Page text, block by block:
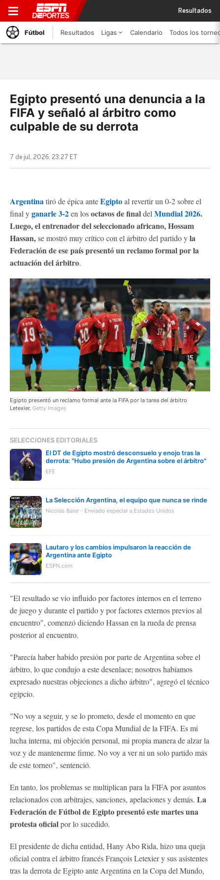
Resultados
Fútbol Resultados Ligas Calendario Todos los
Egipto presentó una denuncia a la
FIFA y señaló al árbitro como
culpable de su derrota
7 de jul, 2026, 23:27 ET
Argentinatiró de épica anteEgiptoal revertir un 0-2 sobre el
final yganarle 3-2en losoctavos de finaldel Mundial 2026.
Luego, el entrenador del seleccionado africano, Hossam
Hassan,se mostró muy crítico con el árbitro del partido yla
Federación de ese país presentó un reclamo formal por la
actuación del árbitro.
Egipto presentó un reclamo formal ante la FIFA por la tarea del árbitro
Letexier. Getty Images
SELECCIONES EDITORIALES
El DT de Egipto mostró desconsuelo y enojo tras la
derrota: "Hubo presión de Argentina sobre el árbitro"
EFE
La Selección Argentina, el equipo que nunca se rinde
Nicolás Baier - Enviado especial a Estados Unidos
Lautaro y los cambios impulsaron la reacción de
Argentina ante Egipto
ESPN.com
"El resultado se vio influido por factores internos en el terreno
de juego y durante el partido y por factores externos previos al
encuentro", comenzó diciendo Hassan en la rueda de prensa
posterior al encuentro.
"Parecía haber habido presión por parte de Argentina sobre el
árbitro, lo que condujo a este desenlace; nosotros habíamos
expresado nuestras objeciones a dicho árbitro", agregó el técnico
egipcio.
"No voy a seguir, y se lo prometo, desde el momento en que
regrese, los partidos de esta Copa Mundial de la FIFA. Es mi
lucha interna, mi objeción personal, mi propia manera de alzar la
voz y de mantenerme firme. No voy a ver ni un solo partido más
de este torneo", sentenció.
En tanto, los problemas se multiplican para la FIFA por asuntos
relacionados con arbitrajes, sanciones, apelaciones y demás. La
Federación de Fútbol de Egipto presentó este martes una
protesta oficialpor lo sucedido.
El presidente de dicha entidad, Hany Abo Rida, hizo una queja
oficial contra el árbitro francés François Letexier y sus asistentes
tras la derrota de Egipto ante Argentina en la Copa del Mundo,